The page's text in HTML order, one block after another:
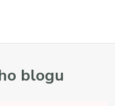
blogu